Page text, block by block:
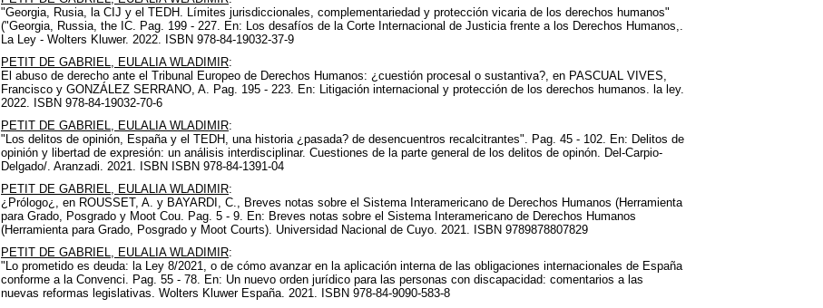
"Georgia, Rusia, la CIJ y el TEDH. Límites jurisdiccionales, complementariedad y protección vicaria de los derechos humanos"
("Georgia, Russia, the IC. Pag. 199 - 227. En: Los desafíos de la Corte Internacional de Justicia frente a los Derechos Humanos,.
La Ley - Wolters Kluwer. 2022. ISBN 978-84-19032-37-9
PETIT DE GABRIEL, EULALIA WLADIMIR:
El abuso de derecho ante el Tribunal Europeo de Derechos Humanos: ¿cuestión procesal o sustantiva?, en PASCUAL VIVES,
Francisco y GONZÁLEZ SERRANO, A. Pag. 195 - 223. En: Litigación internacional y protección de los derechos humanos. la ley.
2022. ISBN 978-84-19032-70-6
PETIT DE GABRIEL, EULALIA WLADIMIR:
"Los delitos de opinión, España y el TEDH, una historia ¿pasada? de desencuentros recalcitrantes". Pag. 45 - 102. En: Delitos de
opinión y libertad de expresión: un análisis interdisciplinar. Cuestiones de la parte general de los delitos de opinón. Del-Carpio-
Delgado/. Aranzadi. 2021. ISBN ISBN 978-84-1391-04
PETIT DE GABRIEL, EULALIA WLADIMIR:
¿Prólogo¿, en ROUSSET, A. y BAYARDI, C., Breves notas sobre el Sistema Interamericano de Derechos Humanos (Herramienta
para Grado, Posgrado y Moot Cou. Pag. 5 - 9. En: Breves notas sobre el Sistema Interamericano de Derechos Humanos
(Herramienta para Grado, Posgrado y Moot Courts). Universidad Nacional de Cuyo. 2021. ISBN 9789878807829
PETIT DE GABRIEL, EULALIA WLADIMIR:
"Lo prometido es deuda: la Ley 8/2021, o de cómo avanzar en la aplicación interna de las obligaciones internacionales de España
conforme a la Convenci. Pag. 55 - 78. En: Un nuevo orden jurídico para las personas con discapacidad: comentarios a las
nuevas reformas legislativas. Wolters Kluwer España. 2021. ISBN 978-84-9090-583-8